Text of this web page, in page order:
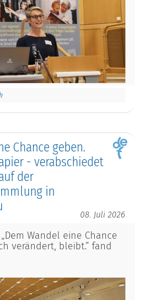
Chance geben.
- verabschiedet
der
in
08. Juli 2026
Wandel eine Chance
verändert, bleibt.“ fand